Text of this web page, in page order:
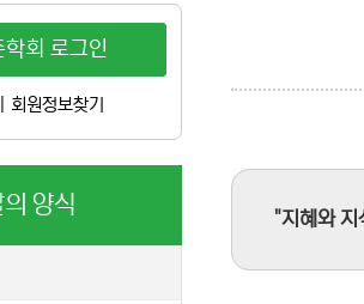
"지혜와
학회 로그인
회원정보찾기
양식